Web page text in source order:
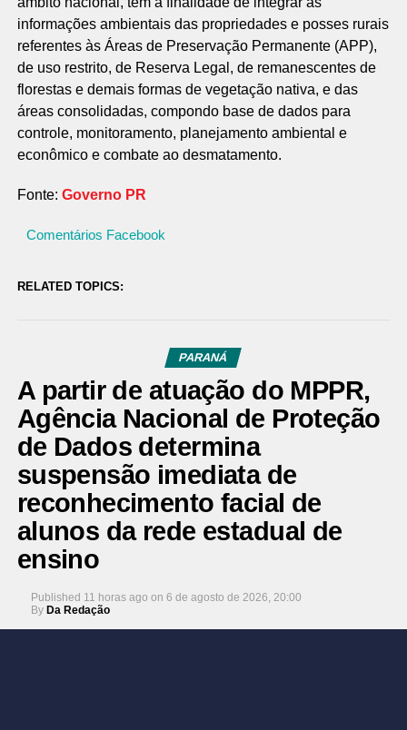
informações ambientais das propriedades e posses rurais
referentes às Áreas de Preservação Permanente (APP),
de uso restrito, de Reserva Legal, de remanescentes de
florestas e demais formas de vegetação nativa, e das
áreas consolidadas, compondo base de dados para
controle, monitoramento, planejamento ambiental e
econômico e combate ao desmatamento.
Fonte: Governo PR
Comentários Facebook
RELATED TOPICS:
PARANÁ
A partir de atuação do MPPR,
Agência Nacional de Proteção
de Dados determina
suspensão imediata de
reconhecimento facial de
alunos da rede estadual de
ensino
Published 11 horas ago on 6 de agosto de 2026, 20:00
By Da Redação